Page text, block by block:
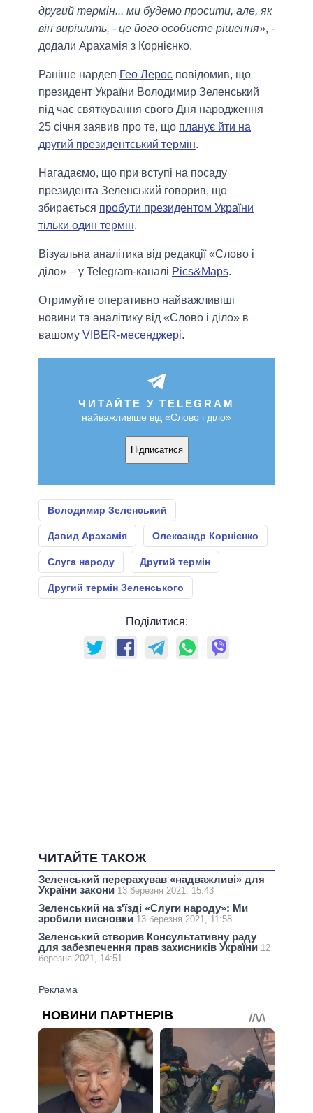
другий термін... ми будемо просити, але, як
він вирішить, - це його особисте рішення», -
додали Арахамія з Корнієнко.
Раніше нардеп Гео Лерос повідомив, що
президент України Володимир Зеленський
під час святкування свого Дня народження
25 січня заявив про те, що планує йти на
другий президентський термін.
Нагадаємо, що при вступі на посаду
президента Зеленський говорив, що
збирається пробути президентом України
тільки один термін.
Візуальна аналітика від редакції «Слово і
діло» – у Telegram-каналі Pics&Maps.
Отримуйте оперативно найважливіші
новини та аналітику від «Слово і діло» в
вашому VIBER-месенджері.
ЧИТАЙТЕ У TELEGRAM
найважливіше від «Слово і діло»
Підписатися
Володимир Зеленський
Давид Арахамія Олександр Корнієнко
Слуга народу Другий термін
Другий термін Зеленського
Поділитися:
ЧИТАЙТЕ ТАКОЖ
Зеленський перерахував «надважливі» для
України закони 13 березня 2021, 15:43
Зеленський на з'їзді «Слуги народу»: Ми
зробили висновки 13 березня 2021, 11:58
Зеленський створив Консультативну раду
для забезпечення прав захисників України 12
березня 2021, 14:51